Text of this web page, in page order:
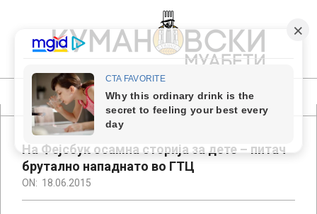
content
КУМАНОВСКИ
МУАБЕТИ
Primary
Navigation
MenuНа Фејсбук осамна сторија за дете – питач
брутално нападнато во ГТЦ
ON: 18.06.2015